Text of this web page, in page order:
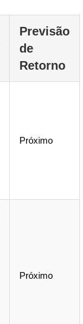
Previsão
de
Retorno
Próximo
Próximo